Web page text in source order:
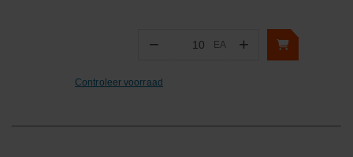
− Aantal
EA +
Controleer voorraad